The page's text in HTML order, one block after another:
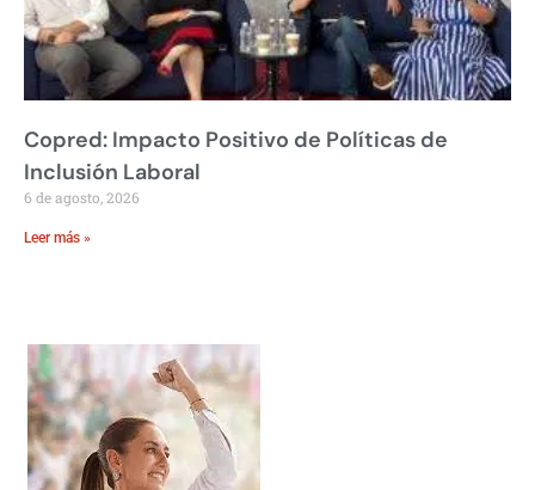
Copred: Impacto Positivo de Políticas de
Inclusión Laboral
6 de agosto, 2026
Leer más »